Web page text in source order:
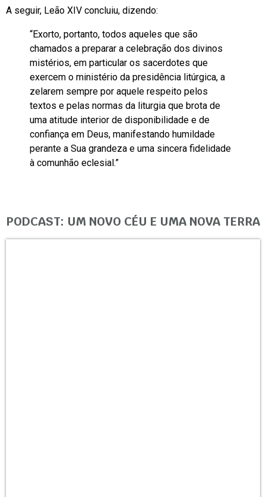
A seguir, Leão XIV concluiu, dizendo:
“Exorto, portanto, todos aqueles que são
chamados a preparar a celebração dos divinos
mistérios, em particular os sacerdotes que
exercem o ministério da presidência litúrgica, a
zelarem sempre por aquele respeito pelos
textos e pelas normas da liturgia que brota de
uma atitude interior de disponibilidade e de
confiança em Deus, manifestando humildade
perante a Sua grandeza e uma sincera fidelidade
à comunhão eclesial.”
PODCAST: UM NOVO CÉU E UMA NOVA TERRA